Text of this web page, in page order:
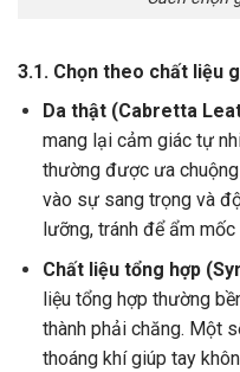
3.1. Chọn theo chất liệu
Da thật (Cabretta
mang lại cảm giác tự
thường được ưa
vào sự sang trọng và
lưỡng, tránh để ẩm mốc
Chất liệu tổng hợp
liệu tổng hợp thường
thành phải chăng. Một
thoáng khí giúp tay